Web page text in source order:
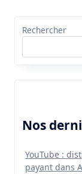
Rechercher
Nos
YouTube :
payant dans